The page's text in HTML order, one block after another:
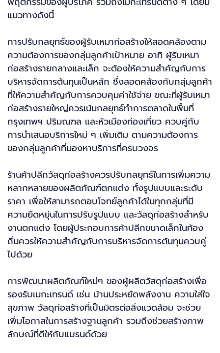
แนวทางดังนี้
การปรับกลยุทธ์ของผู้รับเหมาก่อสร้างให้สอดคล้องตาม
ความต้องการของกลุ่มลูกค้าเป้าหมาย อาทิ ผู้รับเหมา
ก่อสร้างรายกลางและเล็ก จะต้องให้ความสำคัญกับการ
บริหารจัดการต้นทุนเป็นหลัก ซึ่งสอดคล้องกับกลุ่มลูกค้า
ที่ให้ความสำคัญกับการควบคุมค่าใช้จ่าย ขณะที่ผู้รับเหมา
ก่อสร้างรายใหญ่ควรเน้นกลยุทธ์ทำการตลาดในพื้นที่
กรุงเทพฯ ปริมณฑล และหัวเมืองท่องเที่ยว ควบคู่กับ
การนำเสนอบริการใหม่ ๆ เพิ่มเติม ตามความต้องการ
ของกลุ่มลูกค้าที่มองหาบริการที่ครบวงจร
ร้านค้าปลีกวัสดุก่อสร้างควรปรับกลยุทธ์ในการเพิ่มความ
หลากหลายของผลิตภัณฑ์ตกแต่ง ทั้งรูปแบบและระดับ
ราคา เพื่อให้สามารถตอบโจทย์ลูกค้าได้ในทุกกลุ่มที่มี
ความยืดหยุ่นในการปรับรูปแบบ และวัสดุก่อสร้างสำหรับ
งานตกแต่ง โดยผู้ประกอบการค้าปลีกขนาดเล็กในท้อง
ถิ่นควรให้ความสำคัญกับการบริหารจัดการต้นทุนควบคู่
ไปด้วย
การพัฒนาผลิตภัณฑ์ใหม่ๆ ของผู้ผลิตวัสดุก่อสร้างเพื่อ
รองรับเมกะเทรนด์ เช่น บ้านประหยัดพลังงาน ความใส่ใจ
สุขภาพ วัสดุก่อสร้างที่เป็นมิตรต่อสิ่งแวดล้อม จะช่วย
เพิ่มโอกาสในการสร้างฐานลูกค้า รวมถึงช่วยสร้างภาพ
ลักษณ์ที่ดีให้กับแบรนด์ด้วย